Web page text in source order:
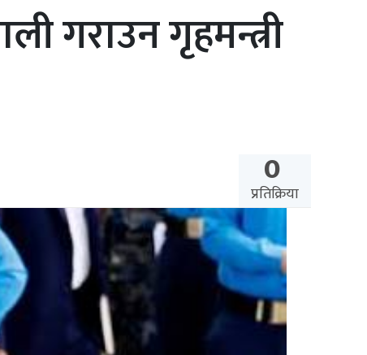
गराउन गृहमन्त्री
0
प्रतिक्रिया